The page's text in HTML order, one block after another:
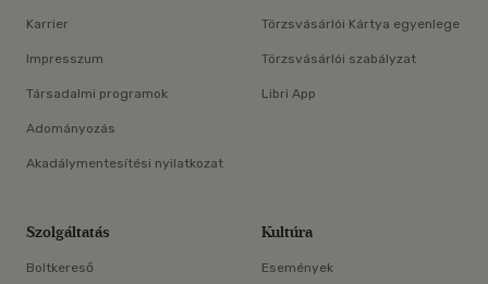
Karrier
Impresszum
Társadalmi programok
Adományozás
Akadálymentesítési nyilatkozat
Törzsvásárlói Kártya egyenlege
Törzsvásárlói szabályzat
Libri App
Szolgáltatás
Boltkereső
Kultúra
Események